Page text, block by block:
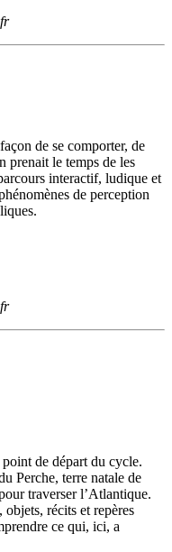
de se comporter, de
prenait le temps de les
interactif, ludique et
de perception
de départ du cycle.
Perche, terre natale de
traverser l’Atlantique.
récits et repères
ce qui, ici, a